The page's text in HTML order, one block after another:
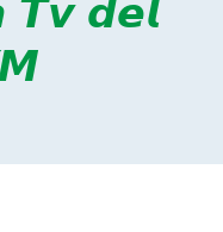
𝙏𝙫 𝙙𝙚𝙡